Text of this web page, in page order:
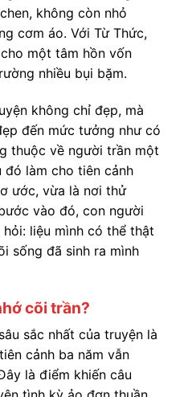
không còn nhỏ
cơm áo. Với Từ Thức,
một tâm hồn vốn
nhiều bụi bặm.
không chỉ đẹp, mà
đến mức tưởng như có
thuộc về người trần một
đó làm cho tiên cảnh
ước, vừa là nơi thử
vào đó, con người
liệu mình có thể thật
sống đã sinh ra mình
cõi trần?
sắc nhất của truyện là
cảnh ba năm vẫn
là điểm khiến câu